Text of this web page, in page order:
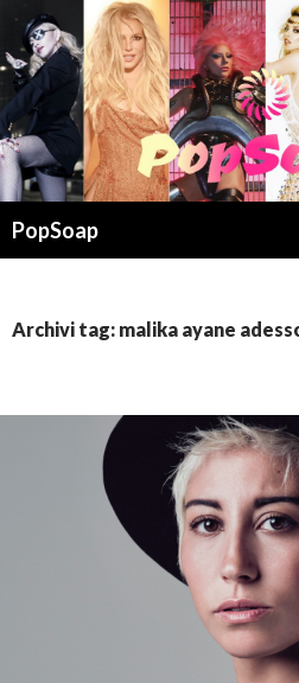
PopSoap
Archivi tag: malika ayane